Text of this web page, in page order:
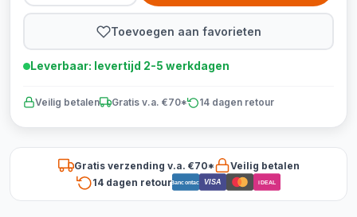
Toevoegen aan favorieten
Leverbaar: levertijd 2-5 werkdagen
Veilig betalen Gratis v.a. €70* 14 dagen retour
Gratis verzending v.a. €70*
Veilig betalen
14 dagen retourBancontact VISA iDEAL